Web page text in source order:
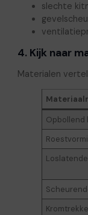
slechte
4. Kijk naar
Materialen
Opbollend